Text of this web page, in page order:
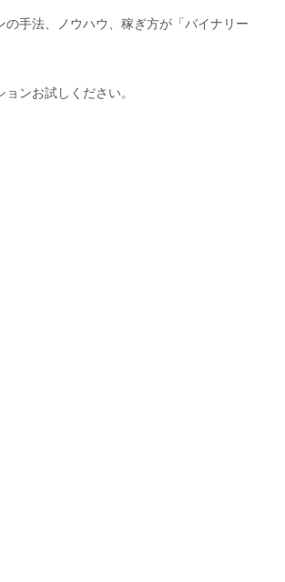
手法、ノウハウ、稼ぎ方が「バイナリー
ンお試しください。